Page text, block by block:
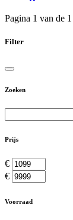
Pagina 1 van de 1
Filter
Zoeken
Prijs
€
€
Voorraad